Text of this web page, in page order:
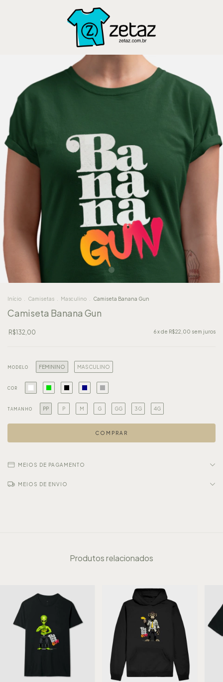
Início Camisetas Masculino Camiseta Banana Gun
Camiseta Banana Gun
R$132,00 6x de R$22,00 sem juros
MODELO FEMININO MASCULINO
COR
TAMANHO PP P M G GG 3G 4G
MEIOS DE PAGAMENTO
MEIOS DE ENVIO
Produtos relacionados